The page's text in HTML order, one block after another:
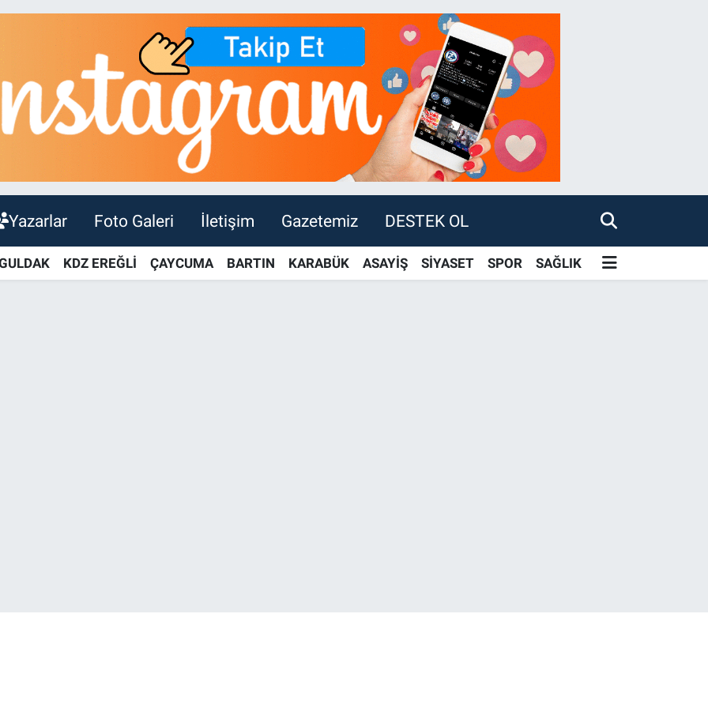
Yazarlar Foto Galeri İletişim Gazetemiz DESTEK OL
KDZ EREĞLİ ÇAYCUMA BARTIN KARABÜK ASAYİŞ SİYASET SPOR SAĞLIK